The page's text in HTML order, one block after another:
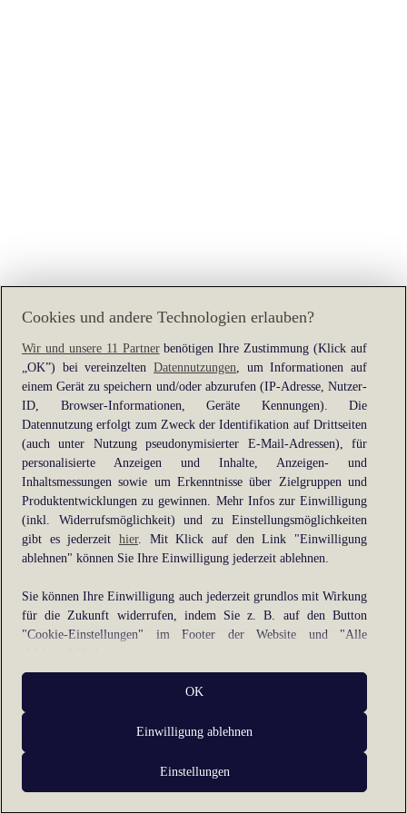
Application error: aclient-side exception has occurred while
loadingwww.heine.at(see the browser consolefor more
information).
Cookies und andere Technologien erlauben?
Wir und unsere 11 Partnerbenötigen Ihre Zustimmung (Klick auf
„OK”) bei vereinzelten Datennutzungen , um Informationen auf
einem Gerät zu speichern und/oder abzurufen (IP-Adresse, Nutzer-
ID, Browser-Informationen, Geräte Kennungen). Die
Datennutzung erfolgt zum Zweck der Identifikation auf Drittseiten
(auch unter Nutzung pseudonymisierter E-Mail-Adressen), für
personalisierte Anzeigen und Inhalte, Anzeigen- und
Inhaltsmessungen sowie um Erkenntnisse über Zielgruppen und
Produktentwicklungen zu gewinnen. Mehr Infos zur Einwilligung
(inkl. Widerrufsmöglichkeit) und zu Einstellungsmöglichkeiten
gibt es jederzeit hier. Mit Klick auf den Link "Einwilligung
ablehnen" können Sie Ihre Einwilligung jederzeit ablehnen.
Sie können Ihre Einwilligung auch jederzeit grundlos mit Wirkung
für die Zukunft widerrufen, indem Sie z. B. auf den Button
"Cookie-Einstellungen" im Footer der Website und "Alle
Wir arbeiten mit Partnern zusammen, die von Ihrem Endgerät
abgerufene Daten (Trackingdaten) oder die von uns übermittelten
pseudonymisierten Daten zur Aussteuerung unserer Werbung sowie
zu eigenen Zwecken (z.B. Profilbildungen) / zu Zwecken Dritter
verarbeiten. Vor diesem Hintergrund erfordert nicht nur die
Erhebung der Trackingdaten bzw. die Übermittlung Ihrer
Einstellungen
Einwilligung ablehnen
OK